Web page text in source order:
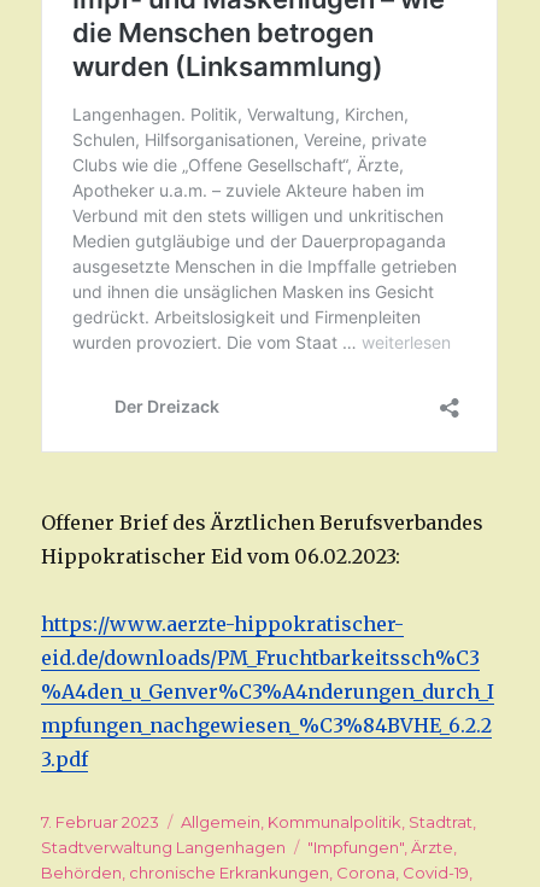
Offener Brief des Ärztlichen Berufsverbandes
Hippokratischer Eid vom 06.02.2023:
https://www.aerzte-hippokratischer-
eid.de/downloads/PM_Fruchtbarkeitssch%C3
%A4den_u_Genver%C3%A4nderungen_durch_I
mpfungen_nachgewiesen_%C3%84BVHE_6.2.2
3.pdf
Veröffentlicht
am
7. Februar 2023 Kategorien
Allgemein, Kommunalpolitik, Stadtrat,
Stadtverwaltung Langenhagen
Schlagwörter
"Impfungen",Ärzte,
Behörden, chronische Erkrankungen, Corona, Covid-19,